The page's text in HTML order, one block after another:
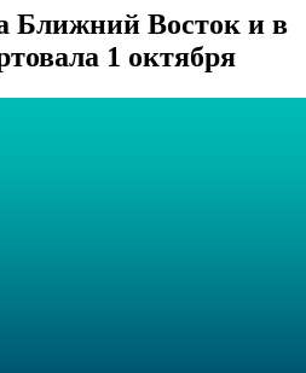
Ближний Восток и в
1 октября